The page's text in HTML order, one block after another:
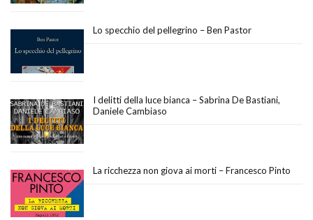
Lo specchio del pellegrino – Ben Pastor
I delitti della luce bianca – Sabrina De Bastiani,
Daniele Cambiaso
La ricchezza non giova ai morti – Francesco Pinto